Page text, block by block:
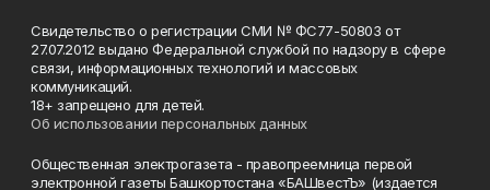
Свидетельство о регистрации СМИ № ФС77-50803 от
27.07.2012 выдано Федеральной службой по надзору в сфере
связи, информационных технологий и массовых
коммуникаций.
18+ запрещено для детей.
Об использовании персональных данных
Общественная электрогазета - правопреемница первой
электронной газеты Башкортостана «БАШвестЪ» (издается